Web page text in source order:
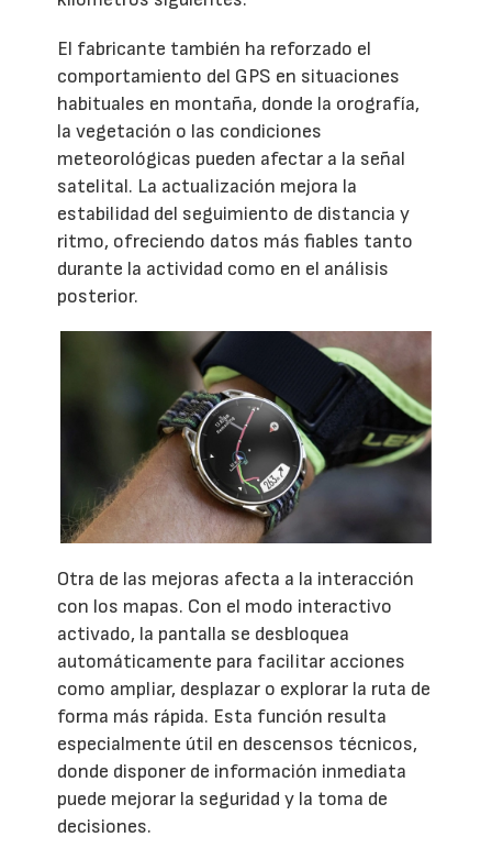
El fabricante también ha reforzado el
comportamiento del GPS en situaciones
habituales en montaña, donde la orografía,
la vegetación o las condiciones
meteorológicas pueden afectar a la señal
satelital. La actualización mejora la
estabilidad del seguimiento de distancia y
ritmo, ofreciendo datos más fiables tanto
durante la actividad como en el análisis
posterior.
Otra de las mejoras afecta a la interacción
con los mapas. Con el modo interactivo
activado, la pantalla se desbloquea
automáticamente para facilitar acciones
como ampliar, desplazar o explorar la ruta de
forma más rápida. Esta función resulta
especialmente útil en descensos técnicos,
donde disponer de información inmediata
puede mejorar la seguridad y la toma de
decisiones.